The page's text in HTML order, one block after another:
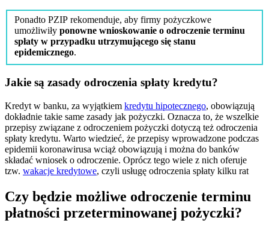
Ponadto PZIP rekomenduje, aby firmy pożyczkowe
umożliwiły ponowne wnioskowanie o odroczenie terminu
spłaty w przypadku utrzymującego się stanu
epidemicznego.
Jakie są zasady odroczenia spłaty kredytu?
Kredyt w banku, za wyjątkiem kredytu hipotecznego, obowiązują
dokładnie takie same zasady jak pożyczki. Oznacza to, że wszelkie
przepisy związane z odroczeniem pożyczki dotyczą też odroczenia
spłaty kredytu. Warto wiedzieć, że przepisy wprowadzone podczas
epidemii koronawirusa wciąż obowiązują i można do banków
składać wniosek o odroczenie. Oprócz tego wiele z nich oferuje
tzw. wakacje kredytowe, czyli usługę odroczenia spłaty kilku rat
Czy będzie możliwe odroczenie terminu
płatności przeterminowanej pożyczki?